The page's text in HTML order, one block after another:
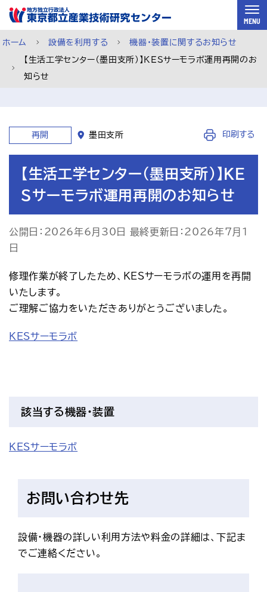
スキップして本文へ
MENU
チャットで相談 ご利用案内 メルマガ登録
アクセス お問い合わせ
プレスリリース English
ホーム 設備を利用する 機器・装置に関するお知らせ
【生活工学センター（墨田支所）】KESサーモラボ運用再開のお
知らせ
再開 墨田支所 印刷する
【生活工学センター（墨田支所）】KE
Sサーモラボ運用再開のお知らせ
公開日：2026年6月30日 最終更新日：2026年7月1
日
修理作業が終了したため、KESサーモラボの運用を再開
いたします。
ご理解ご協力をいただきありがとうございました。
KESサーモラボ
該当する機器・装置
KESサーモラボ
お問い合わせ先
設備・機器の詳しい利用方法や料金の詳細は、下記ま
でご連絡ください。